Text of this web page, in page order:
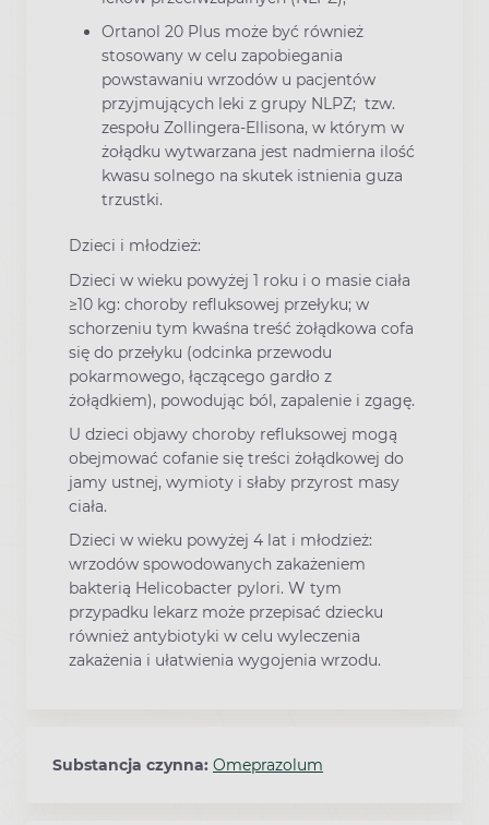
Ortanol 20 Plus może być również
stosowany w celu zapobiegania
powstawaniu wrzodów u pacjentów
przyjmujących leki z grupy NLPZ; tzw.
zespołu Zollingera-Ellisona, w którym w
żołądku wytwarzana jest nadmierna ilość
kwasu solnego na skutek istnienia guza
trzustki.
Dzieci i młodzież:
Dzieci w wieku powyżej 1 roku i o masie ciała
≥10 kg: choroby refluksowej przełyku; w
schorzeniu tym kwaśna treść żołądkowa cofa
się do przełyku (odcinka przewodu
pokarmowego, łączącego gardło z
żołądkiem), powodując ból, zapalenie i zgagę.
U dzieci objawy choroby refluksowej mogą
obejmować cofanie się treści żołądkowej do
jamy ustnej, wymioty i słaby przyrost masy
ciała.
Dzieci w wieku powyżej 4 lat i młodzież:
wrzodów spowodowanych zakażeniem
bakterią Helicobacter pylori. W tym
przypadku lekarz może przepisać dziecku
również antybiotyki w celu wyleczenia
zakażenia i ułatwienia wygojenia wrzodu.
Substancja czynna: Omeprazolum